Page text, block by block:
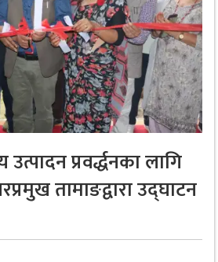
प्रवर्द्धनका लागि
तामाङद्वारा उद्घाटन